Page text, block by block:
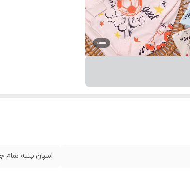
اسپان پنبه تمام